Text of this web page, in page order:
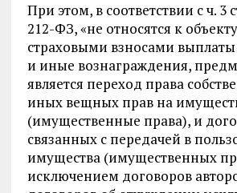
При этом, в соответствии с ч. 3
212-ФЗ, «не относятся к
страховыми взносами выплаты
и иные вознаграждения,
является переход права
иных вещных прав на
(имущественные права), и
связанных с передачей в
имущества (имущественных
исключением договоров